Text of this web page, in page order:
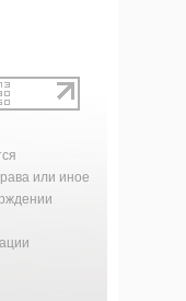
или иное